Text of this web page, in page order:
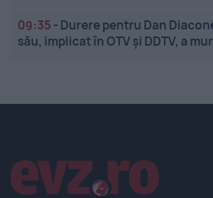
09:35 - Durere pentru Dan
său, implicat în OTV și DDTV, a
Linkuri utile